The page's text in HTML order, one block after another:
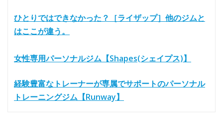
ひとりではできなかった？［ライザップ］他のジムと
はここが違う。
女性専用パーソナルジム【Shapes(シェイプス)】
経験豊富なトレーナーが専属でサポートのパーソナル
トレーニングジム【Runway】